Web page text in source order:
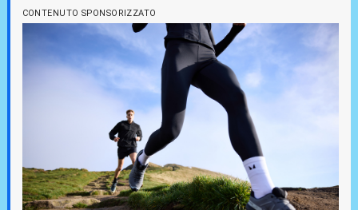
CONTENUTO SPONSORIZZATO